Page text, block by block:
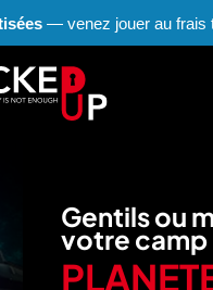
Gentils ou
votre camp
— venez jouer au frais